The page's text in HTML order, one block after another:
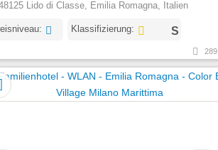
Lido di Classe, Emilia Romagna, Italien
Klassifizierung:
289